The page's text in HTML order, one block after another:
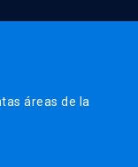
áreas de la